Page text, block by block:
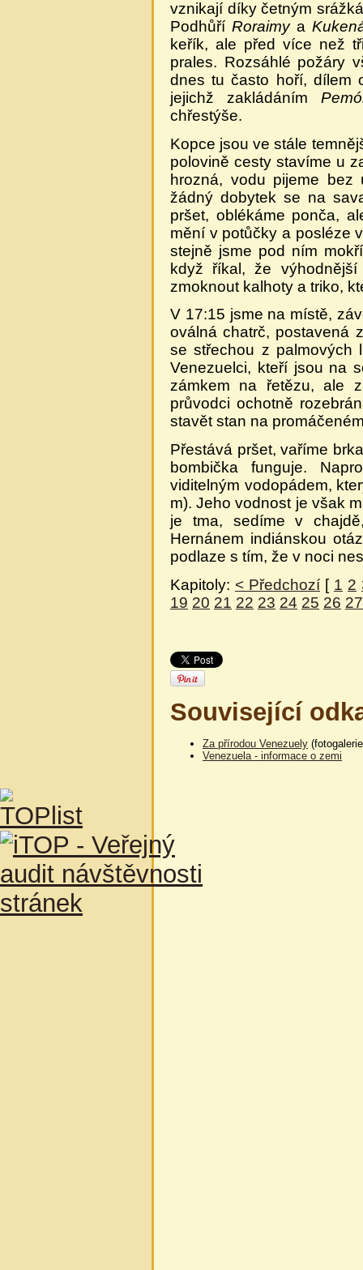
vznikají díky četným
PodhůříRoraimya
keřík, ale před více než
prales. Rozsáhlé požáry
dnes tu často hoří, dílem
jejichž zakládáním
chřestýše.
Kopce jsou ve stále
polovině cesty stavíme u
hrozná, vodu pijeme bez
žádný dobytek se na
pršet, oblékáme ponča,
mění v potůčky a posléze
stejně jsme pod ním
když říkal, že
zmoknout kalhoty a triko,
V 17:15 jsme na místě,
oválná chatrč, postavená
se střechou z palmových
Venezuelci, kteří jsou na
zámkem na řetězu, ale
průvodci ochotně
stavět stan na
Přestává pršet, vaříme
bombička funguje.
viditelným vodopádem,
m). Jeho vodnost je však
je tma, sedíme v
Hernánem indiánskou
podlaze s tím, že v noci
Kapitoly: < Předchozí [ 1 2
19 20 21 22 23 24 25 26 27
Související
Za přírodou Venezuely
Venezuela - informace o zemi